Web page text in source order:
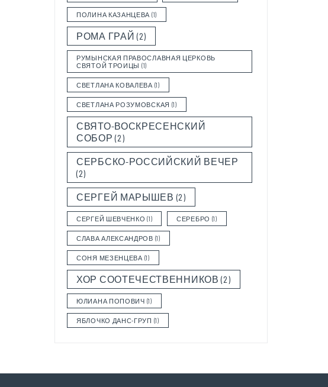
ПОЛИНА КАЗАНЦЕВА (1)
РОМА ГРАЙ (2)
РУМЫНСКАЯ ПРАВОСЛАВНАЯ ЦЕРКОВЬ
СВЯТОЙ ТРОИЦЫ (1)
СВЕТЛАНА КОВАЛЕВА (1)
СВЕТЛАНА РОЗУМОВСКАЯ (1)
СВЯТО-ВОСКРЕСЕНСКИЙ
СОБОР (2)
СЕРБСКО-РОССИЙСКИЙ ВЕЧЕР
(2)
СЕРГЕЙ МАРЫШЕВ (2)
СЕРГЕЙ ШЕВЧЕНКО (1) СЕРЕБРО (1)
СЛАВА АЛЕКСАНДРОВ (1)
СОНЯ МЕЗЕНЦЕВА (1)
ХОР СООТЕЧЕСТВЕННИКОВ (2)
ЮЛИАНА ПОПОВИЧ (1)
ЯБЛОЧКО ДАНС-ГРУП (1)